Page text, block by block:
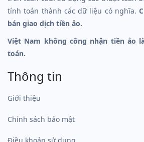
tính toán thành các dữ liệu có nghĩa.
bán giao dịch tiền ảo.
Việt Nam không công nhận tiền ảo
toán.
Thông tin
Giới thiệu
Chính sách bảo mật